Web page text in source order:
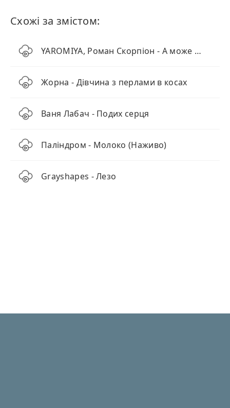
Схожі за змістом:
YAROMIYA, Роман Скорпіон - А може (KARMV REMIX)
Жорна - Дівчина з перлами в косах
Ваня Лабач - Подих серця
Паліндром - Молоко (Наживо)
Grayshapes - Лезо